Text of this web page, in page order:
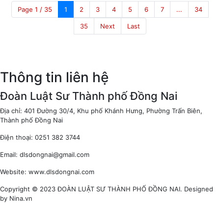
Page 1 / 35 1 2 3 4 5 6 7 ... 34
35 Next Last
Thông tin liên hệ
Đoàn Luật Sư Thành phố Đồng Nai
Địa chỉ: 401 Đường 30/4, Khu phố Khánh Hưng, Phường Trấn Biên,
Thành phố Đồng Nai
Điện thoại: 0251 382 3744
Email: dlsdongnai@gmail.com
Website: www.dlsdongnai.com
Copyright © 2023 ĐOÀN LUẬT SƯ THÀNH PHỐ ĐỒNG NAI. Designed
by Nina.vn